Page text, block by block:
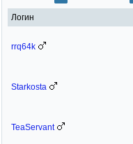
Логин
rrq64k
Starkosta
TeaServant